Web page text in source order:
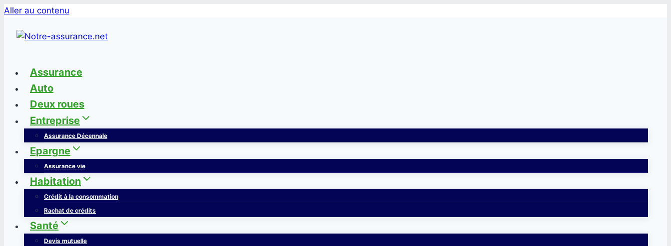
Aller au contenu
Assurance
Auto
Deux roues
Entreprise
Assurance Décennale
Epargne
Assurance vie
Habitation
Crédit à la consommation
Rachat de crédits
Santé
Devis mutuelle